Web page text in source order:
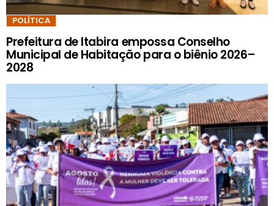
POLÍTICA
Prefeitura de Itabira empossa Conselho
Municipal de Habitação para o biênio 2026–
2028